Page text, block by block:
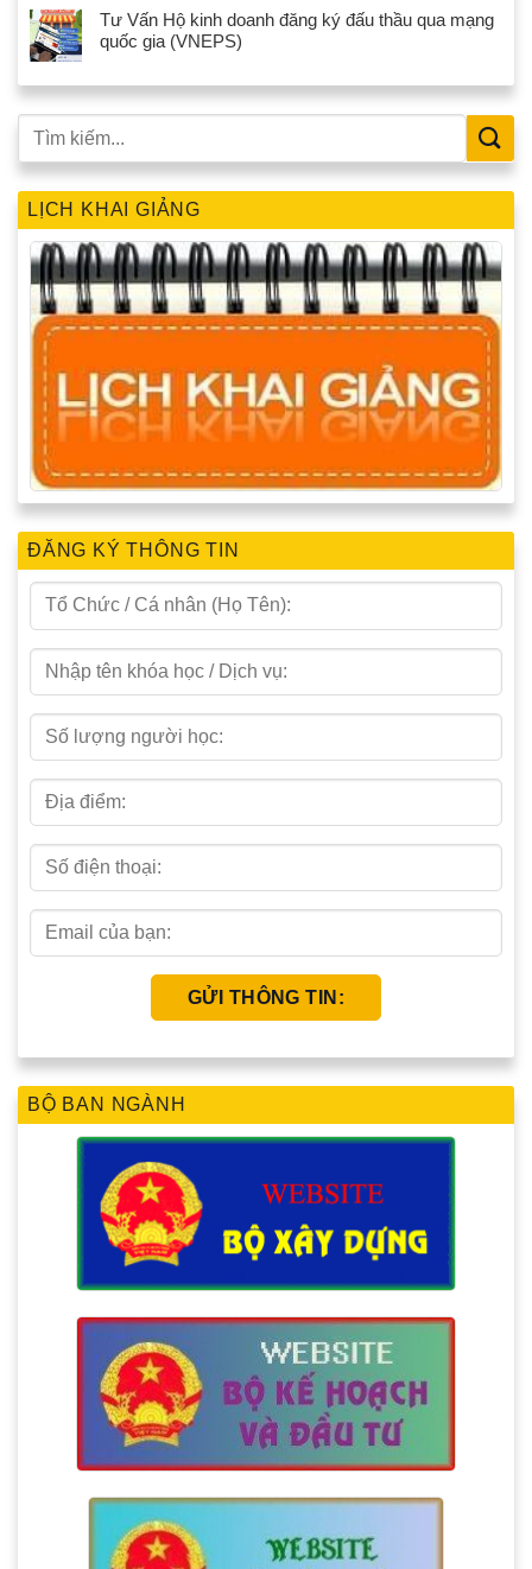
Tư Vấn Hộ kinh doanh đăng ký đấu thầu qua mạng
quốc gia (VNEPS)
LỊCH KHAI GIẢNG
ĐĂNG KÝ THÔNG TIN
BỘ BAN NGÀNH